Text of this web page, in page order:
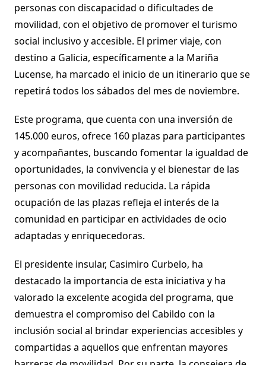
personas con discapacidad o dificultades de
movilidad, con el objetivo de promover el turismo
social inclusivo y accesible. El primer viaje, con
destino a Galicia, específicamente a la Mariña
Lucense, ha marcado el inicio de un itinerario que se
repetirá todos los sábados del mes de noviembre.
Este programa, que cuenta con una inversión de
145.000 euros, ofrece 160 plazas para participantes
y acompañantes, buscando fomentar la igualdad de
oportunidades, la convivencia y el bienestar de las
personas con movilidad reducida. La rápida
ocupación de las plazas refleja el interés de la
comunidad en participar en actividades de ocio
adaptadas y enriquecedoras.
El presidente insular, Casimiro Curbelo, ha
destacado la importancia de esta iniciativa y ha
valorado la excelente acogida del programa, que
demuestra el compromiso del Cabildo con la
inclusión social al brindar experiencias accesibles y
compartidas a aquellos que enfrentan mayores